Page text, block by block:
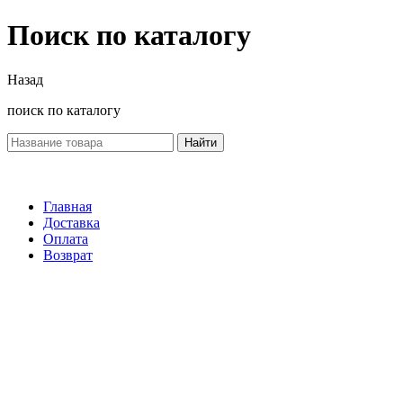
Поиск по каталогу
Назад
поиск по каталогу
Найти
Главная
Доставка
Оплата
Возврат